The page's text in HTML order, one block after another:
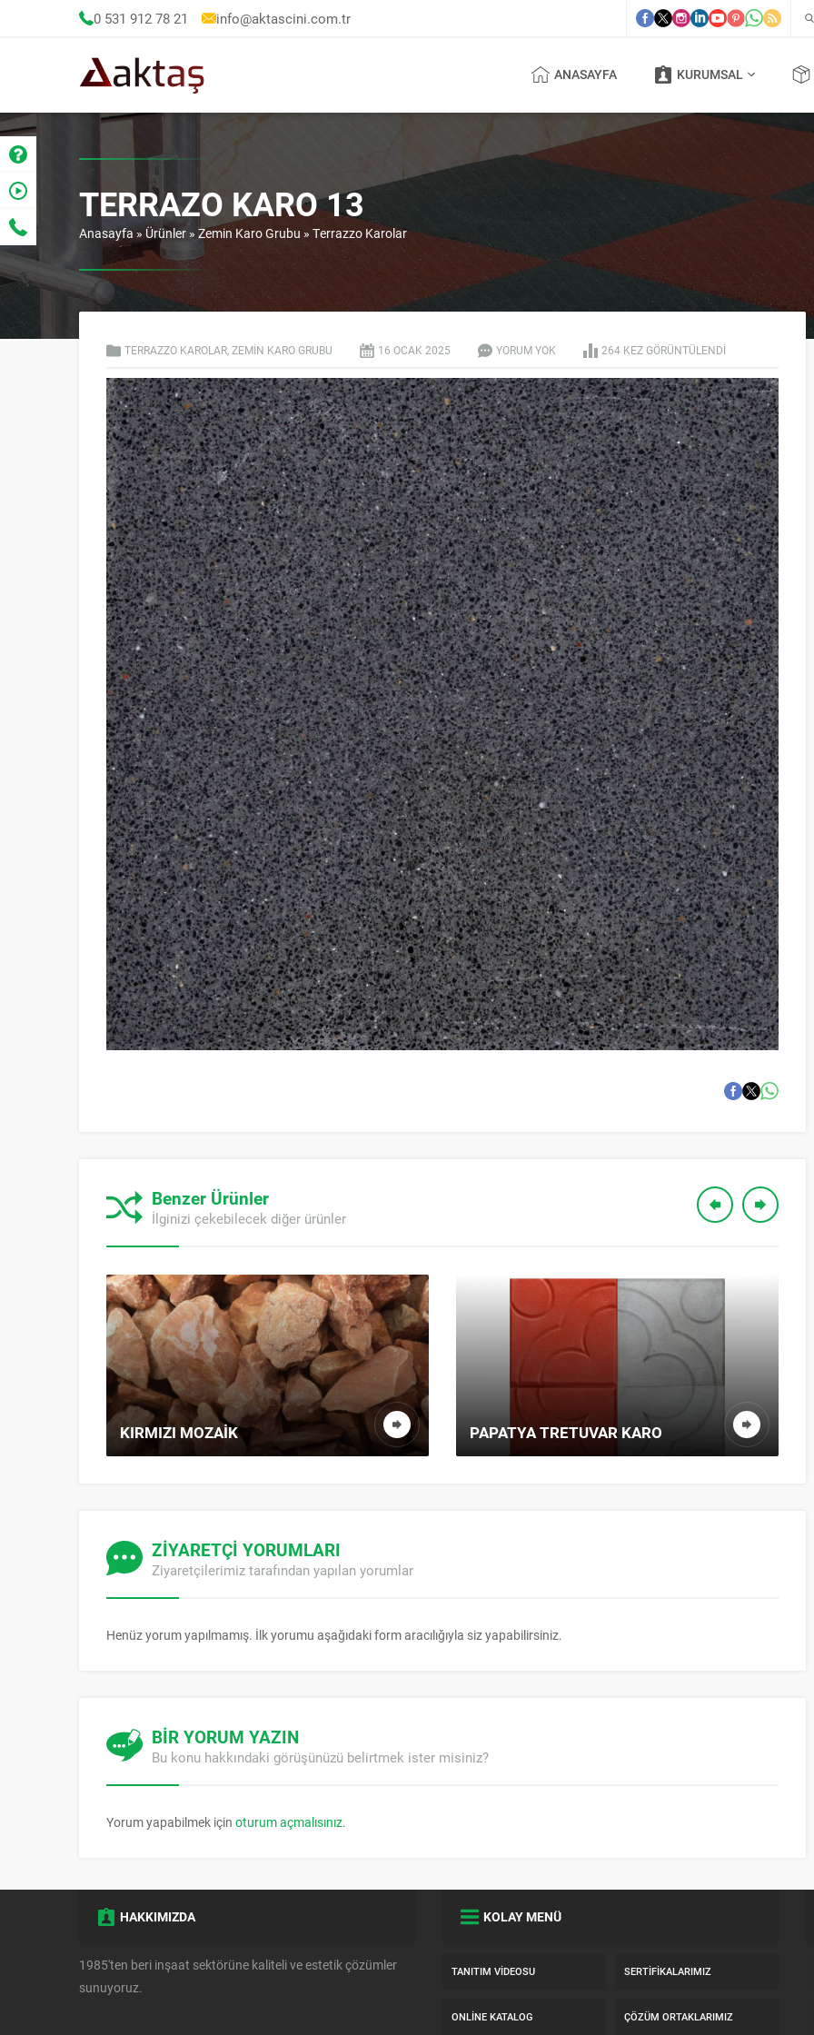
0 531 912 78 21 info@aktascini.com.tr
ANASAYFA KURUMSAL
TERRAZO KARO 13
Anasayfa »Ürünler » Zemin Karo Grubu » Terrazzo Karolar
TERRAZZO KAROLAR ZEMIN KARO GRUBU 16 OCAK 2025 YORUM YOK 264 KEZ GÖRÜNTÜLENDI
Benzer Ürünler
İlginizi çekebilecek diğer ürünler
PAPATYA TRETUVAR KARO
ÇINI KARO BISKÜVI: SANAT VE
TASARIMIN HAM HALI
ZİYARETÇİ YORUMLARI
Ziyaretçilerimiz tarafından yapılan yorumlar
Henüz yorum yapılmamış. İlk yorumu aşağıdaki form aracılığıyla siz yapabilirsiniz.
BİR YORUM YAZIN
Bu konu hakkındaki görüşünüzü belirtmek ister misiniz?
Yorum yapabilmek için oturum açmalısınız.
KILIT TAŞI GRI
HAKKIMIZDA
1985'ten beri inşaat sektörüne kaliteli ve estetik çözümler
sunuyoruz.
KOLAY MENÜ
TANITIM VIDEOSU SERTIFIKALARIMIZ
ONLINE KATALOG ÇÖZÜM ORTAKLARIMIZ
Müşteri Temsilcisi